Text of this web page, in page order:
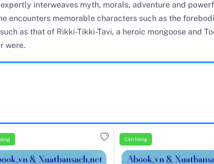
interweaves myth, morals, adventure and
encounters memorable characters such as the
as that of Rikki-Tikki-Tavi, a heroic mongoose and
were.
Còn hàng